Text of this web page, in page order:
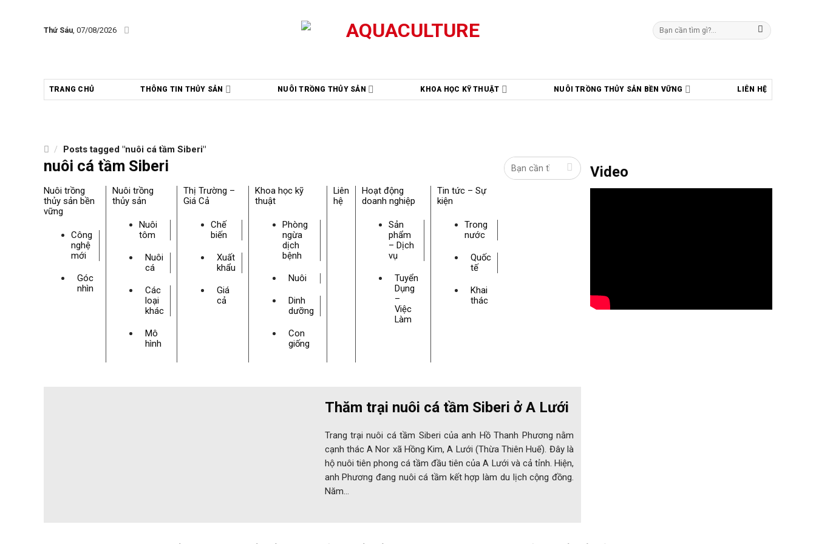
Thứ Sáu, 07/08/2026
Tìm
kiếm:
TRANG CHỦ THÔNG TIN THỦY SẢN NUÔI TRỒNG THỦY SẢN KHOA HỌC KỸ THUẬT NUÔI TRỒNG THỦY SẢN BỀN VỮNG LIÊN HỆ
/ Posts tagged "nuôi cá tầm Siberi"
nuôi cá tầm Siberi
Nuôi trồng
thủy sản bền
vững
Công
nghệ
mới
Góc
nhìn
Nuôi trồng
thủy sản
Nuôi
tôm
Nuôi
cá
Các
loại
khác
Mô
hình
Thị Trường –
Giá Cả
Chế
biến
Xuất
khẩu
Giá
cả
Khoa học kỹ
thuật
Phòng
ngừa
dịch
bệnh
Nuôi
Dinh
dưỡng
Con
giống
Liên
hệ
Hoạt động
doanh nghiệp
Sản
phẩm
– Dịch
vụ
Tuyển
Dụng
–
Việc
Làm
Tin tức – Sự
kiện
Trong
nước
Quốc
tế
Khai
thác
Thăm trại nuôi cá tầm Siberi ở A Lưới
Trang trại nuôi cá tầm Siberi của anh Hồ Thanh Phương nằm
cạnh thác A Nor xã Hồng Kim, A Lưới (Thừa Thiên Huế). Đây là
hộ nuôi tiên phong cá tầm đầu tiên của A Lưới và cả tỉnh. Hiện,
anh Phương đang nuôi cá tầm kết hợp làm du lịch cộng đồng.
Năm…
Video